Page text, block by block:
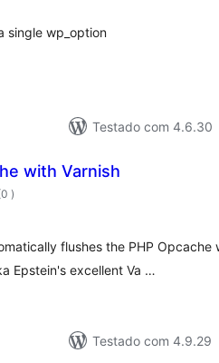
single wp_option
Testado com 4.6.30
with Varnish
classificações
)
flushes the PHP Opcache
Epstein's excellent Va …
Testado com 4.9.29